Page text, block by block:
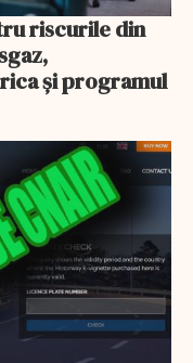
riscurile din
și programul